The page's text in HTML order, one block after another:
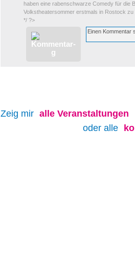
haben eine rabenschwarze Comedy für die
Volkstheatersommer erstmals in Rostock zu
*/ ?>
Zeig mir alle Veranstaltungen
oder alle